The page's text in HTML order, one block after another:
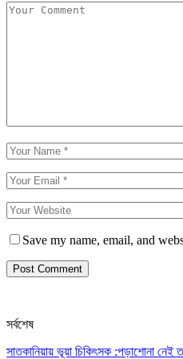
Save my name, email, and
সর্বশেষ
সাতকানিয়ায় ভূয়া চিকিৎসক :পড়াশোনা নেই